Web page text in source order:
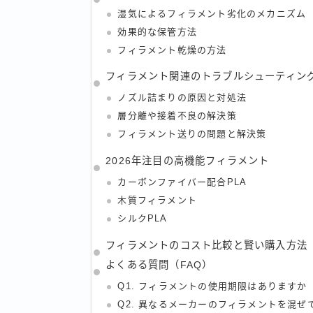
湿気によるフィラメント劣化のメカニズム
効果的な保管方法
フィラメント乾燥の方法
フィラメント関連のトラブルシューティン
ノズル詰まりの原因と対処法
層分離や接着不良の解決策
フィラメント送りの問題と解決策
2026年注目の高機能フィラメント
カーボンファイバー配合PLA
木質フィラメント
シルクPLA
フィラメントのコスト比較と賢い購入方法
よくある質問（FAQ）
Q1. フィラメントの使用期限はありますか
Q2. 異なるメーカーのフィラメントを混ぜ